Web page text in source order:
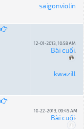
saigonviolin
12-01-2013, 10:58 AM
Bài cuối:
kwazill
10-22-2013, 09:45 AM
Bài cuối: